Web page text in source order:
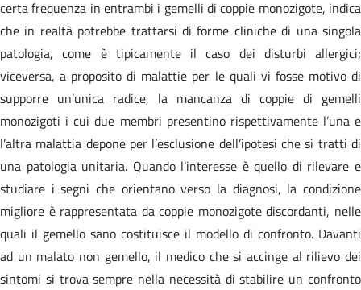
certa frequenza in entrambi i gemelli di coppie monozigote, indica
che in realtà potrebbe trattarsi di forme cliniche di una singola
patologia, come è tipicamente il caso dei disturbi allergici;
viceversa, a proposito di malattie per le quali vi fosse motivo di
supporre un’unica radice, la mancanza di coppie di gemelli
monozigoti i cui due membri presentino rispettivamente l’una e
l’altra malattia depone per l’esclusione dell’ipotesi che si tratti di
una patologia unitaria. Quando l’interesse è quello di rilevare e
studiare i segni che orientano verso la diagnosi, la condizione
migliore è rappresentata da coppie monozigote discordanti, nelle
quali il gemello sano costituisce il modello di confronto. Davanti
ad un malato non gemello, il medico che si accinge al rilievo dei
sintomi si trova sempre nella necessità di stabilire un confronto